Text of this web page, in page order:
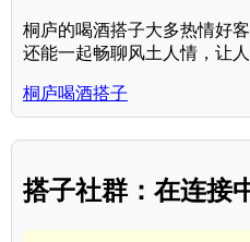
桐庐的喝酒搭子大多热情好
还能一起畅聊风土人情，让人
桐庐喝酒搭子
搭子社群：在连接